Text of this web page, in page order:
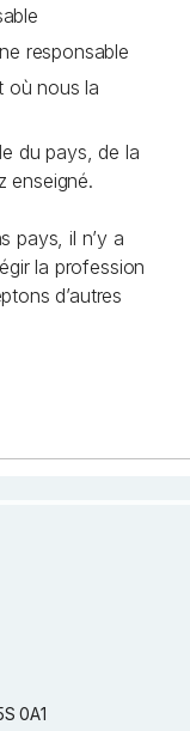
responsable
où nous la
du pays, de la
enseigné.
pays, il n’y a
la profession
d’autres
0A1